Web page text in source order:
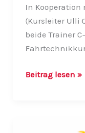
In Kooperation
(Kursleiter Ulli
beide Trainer
MTB
Beitrag lesen »